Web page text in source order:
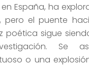
España, ha
pero el puente
poética sigue
Se
o una